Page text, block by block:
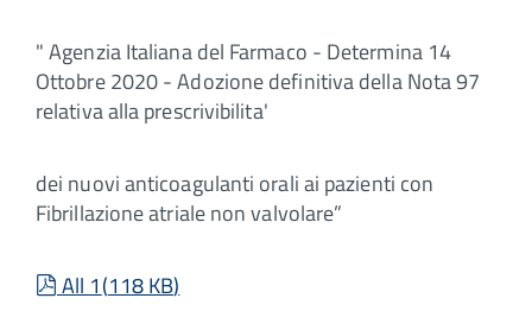
" Agenzia Italiana del Farmaco - Determina 14
Ottobre 2020 - Adozione definitiva della Nota 97
relativa alla prescrivibilita'
dei nuovi anticoagulanti orali ai pazienti con
Fibrillazione atriale non valvolare”
pdf
All 1(118 KB)